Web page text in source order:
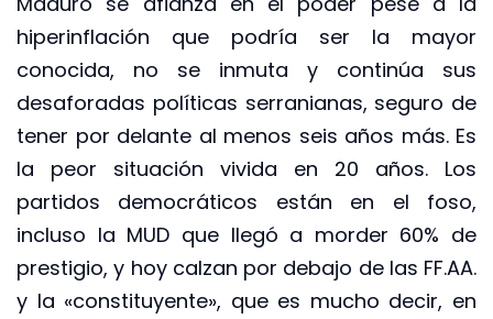
hiperinflación que podría ser la mayor
conocida, no se inmuta y continúa sus
desaforadas políticas serranianas, seguro de
tener por delante al menos seis años más. Es
la peor situación vivida en 20 años. Los
partidos democráticos están en el foso,
incluso la MUD que llegó a morder 60% de
prestigio, y hoy calzan por debajo de las FF.AA.
y la «constituyente», que es mucho decir, en